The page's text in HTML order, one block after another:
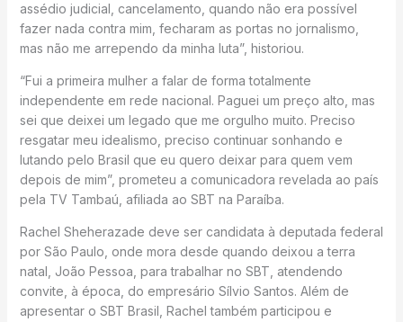
assédio judicial, cancelamento, quando não era possível
fazer nada contra mim, fecharam as portas no jornalismo,
mas não me arrependo da minha luta”, historiou.
“Fui a primeira mulher a falar de forma totalmente
independente em rede nacional. Paguei um preço alto, mas
sei que deixei um legado que me orgulho muito. Preciso
resgatar meu idealismo, preciso continuar sonhando e
lutando pelo Brasil que eu quero deixar para quem vem
depois de mim”, prometeu a comunicadora revelada ao país
pela TV Tambaú, afiliada ao SBT na Paraíba.
Rachel Sheherazade deve ser candidata à deputada federal
por São Paulo, onde mora desde quando deixou a terra
natal, João Pessoa, para trabalhar no SBT, atendendo
convite, à época, do empresário Sílvio Santos. Além de
apresentar o SBT Brasil, Rachel também participou e